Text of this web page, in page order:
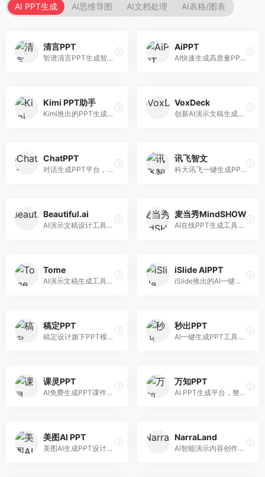
AI PPT生成 AI思维导图 AI文档处理 AI表格/图表
清言PPT
智谱清言PPT生成智能体，基于GLM大模型。面向智谱用户，支持对话生成PPT、内容优化等服务，与智谱生态深度整合。
AiPPT
AI快速生成高质量PPT平台，支持主题定制。面向职场人士和学生，提供一键生成、模板选择、内容优化等服务，PPT制作速度快，设计质量高。
Kimi PPT助手
Kimi推出的PPT生成智能体，整合长文本处理能力。面向职场人士和学生，支持文档解析、PPT生成、内容优化等服务，与Kimi生态深度整合。
VoxDeck
创新AI演示文稿生成工具，支持语音交互创作。面向职场人士，支持语音输入、PPT生成、内容优化等功能，语音创作体验便捷。
ChatPPT
对话生成PPT平台，支持自然语言交互创作。面向职场人士和教育工作者，通过对话方式完成PPT制作，交互体验友好，创作过程直观。
讯飞智文
科大讯飞一键生成PPT和Word工具，整合语音技术。面向职场人士，支持语音输入、文档生成、格式调整等功能，办公效率显著提升。
Beautiful.ai
AI演示文稿设计工具，专注于自动化设计排版。面向职场人士，提供智能排版、模板选择、设计优化等服务，设计美观度高。
麦当秀MindSHOW
AI在线PPT生成工具，支持思维导图转PPT。面向职场人士，提供思维导图导入、PPT生成、模板选择等服务，思维导图转PPT效率高。
Tome
AI演示文稿生成工具，专注于故事化演示创作。面向创业者和营销人员，提供故事叙述、视觉设计、内容生成等服务，演示文稿叙事性强。
iSlide AIPPT
iSlide推出的AI一键设计精美PPT工具。面向PPT设计用户，提供模板库、内容生成、设计优化等服务，与iSlide插件深度整合。
稿定PPT
稿定设计旗下PPT模板资源库，整合AI生成功能。面向设计师和职场人士，提供海量PPT模板、AI内容生成等服务，模板质量高。
秒出PPT
AI一键生成PPT工具，专注于快速演示文稿制作。面向职场人士，支持主题输入、内容生成、模板套用等功能，PPT生成速度快，适合紧急制作场景。
课灵PPT
AI免费生成PPT课件平台，专注于教育场景。面向教师和教育工作者，提供课件生成、教学设计、模板选择等服务，教育适配性强。
万知PPT
AI PPT生成平台，整合知识库与创作功能。面向职场人士，支持内容检索、PPT生成、设计优化等服务，知识整合能力强。
美图AI PPT
美图AI生成PPT设计工具，整合图像处理能力。面向设计师和职场人士，提供PPT生成、图片美化、设计优化等服务，视觉设计美观。
NarraLand
AI智能演示内容创作平台，专注于叙事演示。面向内容创作者，提供故事创作、演示生成、动画设计等服务，演示内容生动有趣。